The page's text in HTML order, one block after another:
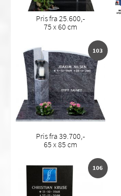
Pris fra 25.600,-
75 x 60 cm
103
Pris fra 39.700,-
65 x 85 cm
106